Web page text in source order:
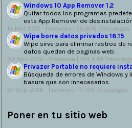
Windows 10 App Remover 1.2
Quitar todos los programas
este App Remover de
14 Mar 2017 - Freeware
| 30,876 Descargas
Wipe borra datos privados 16.15
Wipe sirve para eliminar rastros de
datos quedan de paginas web.
02 Nov 2016 - Freeware
| 104,648
Privazer Portable no requiere
Búsqueda de errores de Windows
basura que son innecesarios.
07 Sep 2016 - Freeware | 7,730 Descargas
Poner en tu sitio web